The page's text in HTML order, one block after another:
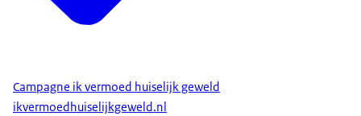
Campagne ik vermoed huiselijk geweld
ikvermoedhuiselijkgeweld.nl